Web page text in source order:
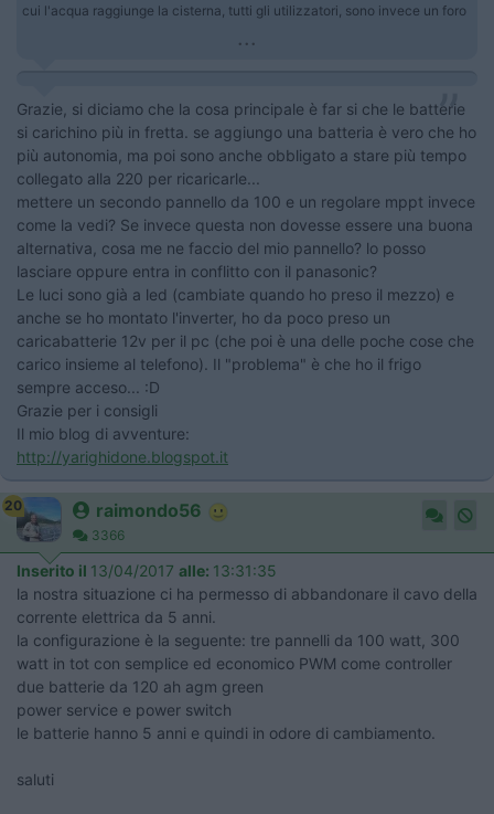
cui l'acqua raggiunge la cisterna, tutti gli utilizzatori, sono invece un foro
...
Grazie, si diciamo che la cosa principale è far si che le batterie
si carichino più in fretta. se aggiungo una batteria è vero che ho
più autonomia, ma poi sono anche obbligato a stare più tempo
collegato alla 220 per ricaricarle...
mettere un secondo pannello da 100 e un regolare mppt invece
come la vedi? Se invece questa non dovesse essere una buona
alternativa, cosa me ne faccio del mio pannello? lo posso
lasciare oppure entra in conflitto con il panasonic?
Le luci sono già a led (cambiate quando ho preso il mezzo) e
anche se ho montato l'inverter, ho da poco preso un
caricabatterie 12v per il pc (che poi è una delle poche cose che
carico insieme al telefono). Il "problema" è che ho il frigo
sempre acceso... :D
Grazie per i consigli
Il mio blog di avventure:
http://yarighidone.blogspot.it
20 raimondo56
3366
Inserito il 13/04/2017 alle: 13:31:35
la nostra situazione ci ha permesso di abbandonare il cavo della
corrente elettrica da 5 anni.
la configurazione è la seguente: tre pannelli da 100 watt, 300
watt in tot con semplice ed economico PWM come controller
due batterie da 120 ah agm green
power service e power switch
le batterie hanno 5 anni e quindi in odore di cambiamento.
saluti